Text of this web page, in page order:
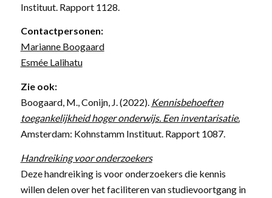
Instituut. Rapport 1128.
Contactpersonen:
Marianne Boogaard
Esmée Lalihatu
Zie ook:
Boogaard, M., Conijn, J. (2022). Kennisbehoeften
toegankelijkheid hoger onderwijs. Een inventarisatie.
Amsterdam: Kohnstamm Instituut. Rapport 1087.
Handreiking voor onderzoekers
Deze handreiking is voor onderzoekers die kennis
willen delen over het faciliteren van studievoortgang in